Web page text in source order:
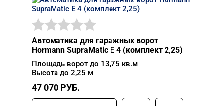
Автоматика для гаражных ворот
Hormann SupraMatic E 4 (комплект 2,25)
Площадь ворот до 13,75 кв.м
Высота до 2,25 м
47 070 РУБ.